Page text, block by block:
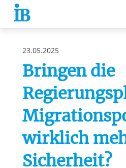
Springe zum Inhalt
23.05.2025
Bringen die
wirklich
Sicherheit?